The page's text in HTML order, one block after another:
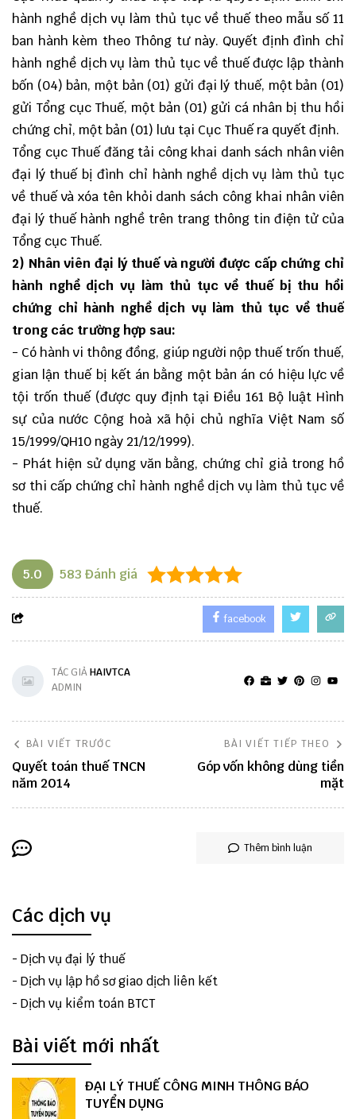
hành nghề dịch vụ làm thủ tục về thuế theo mẫu số 11
ban hành kèm theo Thông tư này. Quyết định đình chỉ
hành nghề dịch vụ làm thủ tục về thuế được lập thành
bốn (04) bản, một bản (01) gửi đại lý thuế, một bản (01)
gửi Tổng cục Thuế, một bản (01) gửi cá nhân bị thu hồi
chứng chỉ, một bản (01) lưu tại Cục Thuế ra quyết định.
Tổng cục Thuế đăng tải công khai danh sách nhân viên
đại lý thuế bị đình chỉ hành nghề dịch vụ làm thủ tục
về thuế và xóa tên khỏi danh sách công khai nhân viên
đại lý thuế hành nghề trên trang thông tin điện tử của
Tổng cục Thuế.
2) Nhân viên đại lý thuế và người được cấp chứng chỉ
hành nghề dịch vụ làm thủ tục về thuế bị thu hồi
chứng chỉ hành nghề dịch vụ làm thủ tục về thuế
trong các trường hợp sau:
- Có hành vi thông đồng, giúp người nộp thuế trốn thuế,
gian lận thuế bị kết án bằng một bản án có hiệu lực về
tội trốn thuế (được quy định tại Điều 161 Bộ luật Hình
sự của nước Cộng hoà xã hội chủ nghĩa Việt Nam số
15/1999/QH10 ngày 21/12/1999).
- Phát hiện sử dụng văn bằng, chứng chỉ giả trong hồ
sơ thi cấp chứng chỉ hành nghề dịch vụ làm thủ tục về
thuế.
5.0 583 Đánh giá
facebook
TÁC GIẢHAIVTCA
ADMIN
BÀI VIẾT TRƯỚC
Quyết toán thuế TNCN
năm 2014
BÀI VIẾT TIẾP THEO
Góp vốn không dùng tiền
mặt
Thêm bình luận
Các dịch vụ
- Dịch vụ đại lý thuế
- Dịch vụ lập hồ sơ giao dịch liên kết
- Dịch vụ kiểm toán BTCT
Bài viết mới nhất
ĐẠI LÝ THUẾ CÔNG MINH THÔNG BÁO
TUYỂN DỤNG